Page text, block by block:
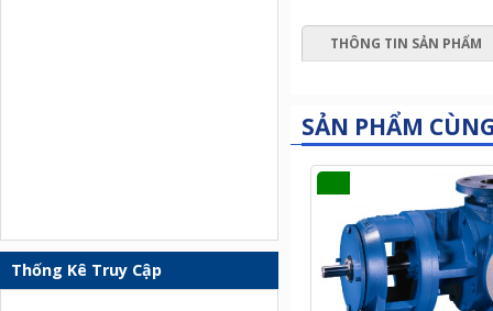
Thống Kê Truy Cập
THÔNG TIN SẢN PHẨM
SẢN PHẨM